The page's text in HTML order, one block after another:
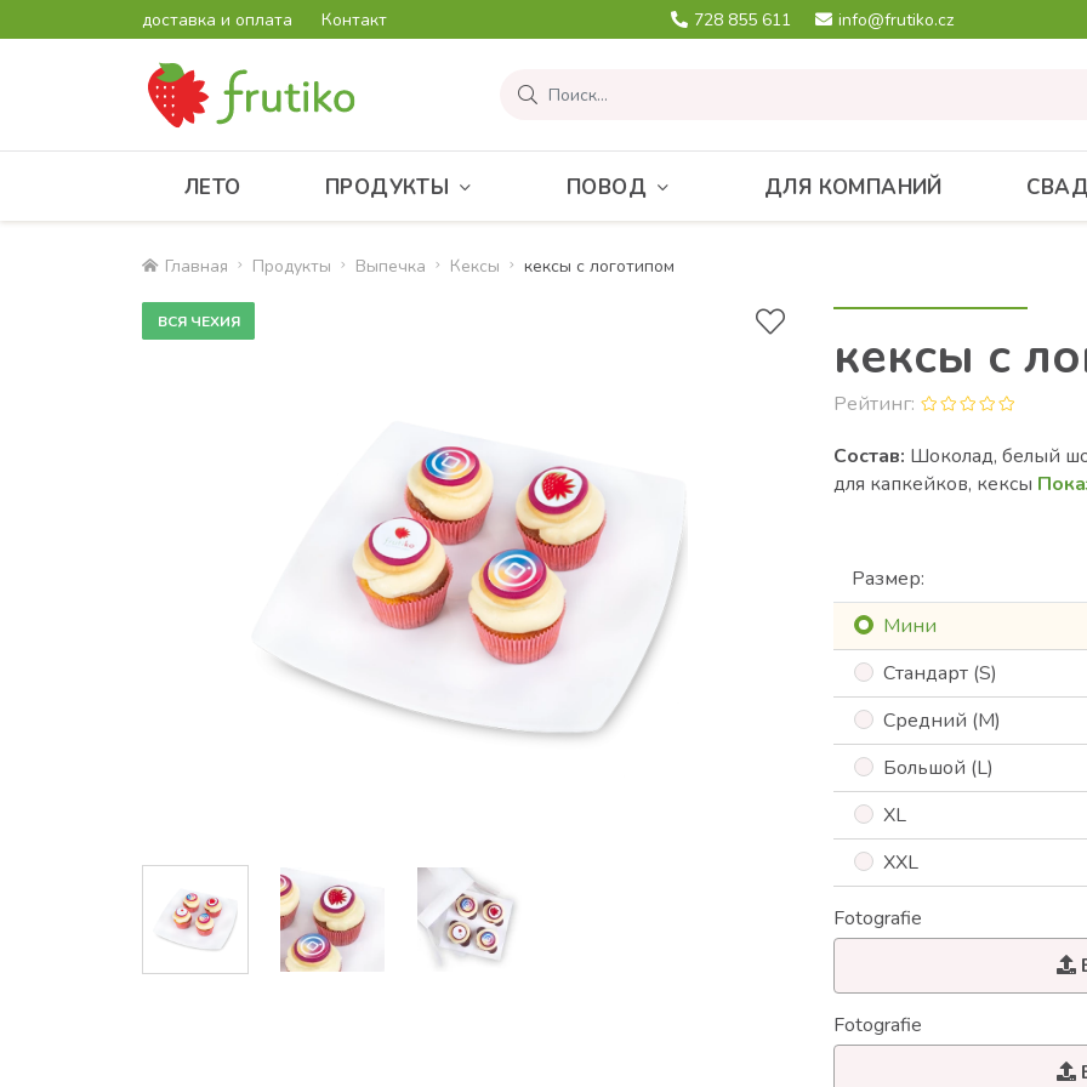
доставка и оплата Контакт 728 855 611 info@frutiko.cz
ЛЕТО ПРОДУКТЫ ПОВОД ДЛЯ КОМПАНИЙ
Главная Продукты Bыпечка Кексы кексы с логотипом
ВСЯ ЧЕХИЯ
кексы с
Рейтинг:
Состав: Шоколад, белый
для капкейков, кексы
Размер:
Mини
Cтандарт (S)
Cредний (M)
Большой (L)
XL
XXL
Fotografie
Fotografie